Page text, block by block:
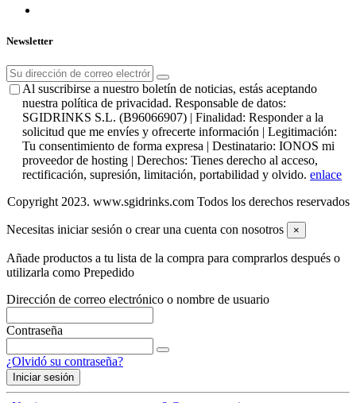
Newsletter
Al suscribirse a nuestro boletín de noticias, estás aceptando
nuestra política de privacidad. Responsable de datos:
SGIDRINKS S.L. (B96066907) | Finalidad: Responder a la
solicitud que me envíes y ofrecerte información | Legitimación:
Tu consentimiento de forma expresa | Destinatario: IONOS mi
proveedor de hosting | Derechos: Tienes derecho al acceso,
rectificación, supresión, limitación, portabilidad y olvido. enlace
Copyright 2023. www.sgidrinks.com Todos los derechos reservados
Necesitas iniciar sesión o crear una cuenta con nosotros ×
Añade productos a tu lista de la compra para comprarlos después o
utilizarla como Prepedido
Dirección de correo electrónico o nombre de usuario
Contraseña
¿Olvidó su contraseña?
Iniciar sesión